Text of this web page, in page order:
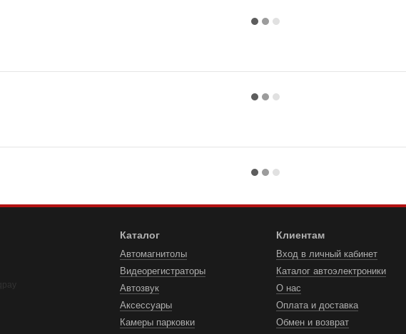
Каталог
Автомагнитолы
Видеорегистраторы
Автозвук
Аксессуары
Камеры парковки
Клиентам
Вход в личный кабинет
Каталог автоэлектроники
О нас
Оплата и доставка
Обмен и возврат